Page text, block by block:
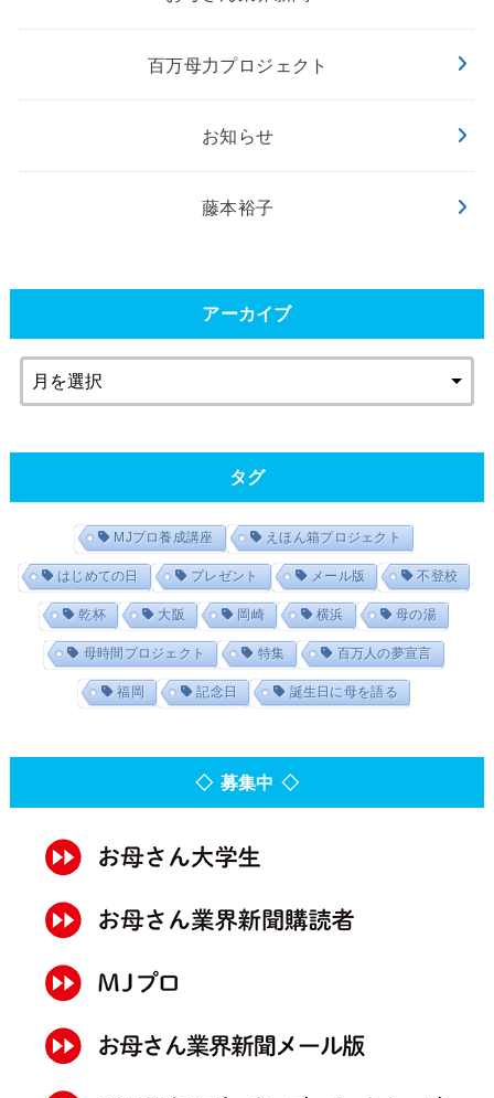
百万母力プロジェクト
お知らせ
藤本裕子
アーカイブ
タグ
MJプロ養成講座 えほん箱プロジェクト
はじめての日 プレゼント メール版 不登校
乾杯 大阪 岡崎 横浜 母の湯
母時間プロジェクト 特集 百万人の夢宣言
福岡 記念日 誕生日に母を語る
◇ 募集中 ◇